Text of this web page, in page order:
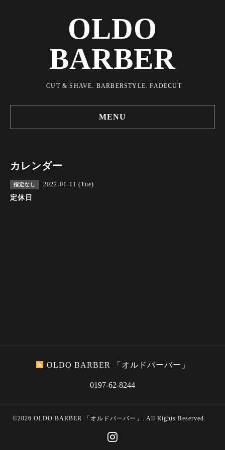
OLDO
BARBER
CUT & SHAVE. BARBERSTYLE. FADECUT
MENU
カレンダー
指定なし 2022-01-11 (Tue)
定休日
OLDO BARBER 「オルドバーバー」
0197-62-8244
©2026 OLDO BARBER 「オルドバーバー」 . All Rights Reserved.